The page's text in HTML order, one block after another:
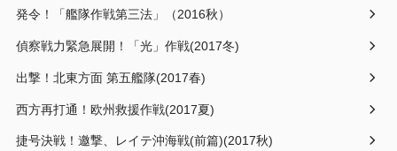
発令！「艦隊作戦第三法」（2016秋）
偵察戦力緊急展開！「光」作戦(2017冬)
出撃！北東方面 第五艦隊(2017春)
西方再打通！欧州救援作戦(2017夏)
捷号決戦！邀撃、レイテ沖海戦(前篇)(2017秋)